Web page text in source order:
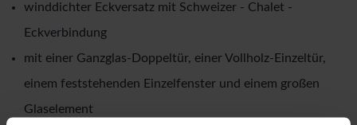
winddichter Eckversatz mit Schweizer - Chalet -
Eckverbindung
mit einer Ganzglas-Doppeltür, einer Vollholz-Einzeltür,
einem feststehenden Einzelfenster und einem großen
Glaselement